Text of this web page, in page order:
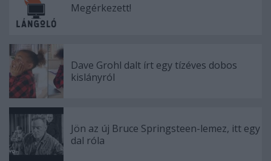
Megérkezett!
Dave Grohl dalt írt egy tízéves dobos
kislányról
Jön az új Bruce Springsteen-lemez, itt egy
dal róla